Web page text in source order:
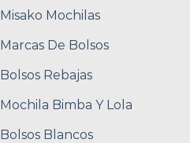
Misako Mochilas
Marcas De Bolsos
Bolsos Rebajas
Mochila Bimba Y Lola
Bolsos Blancos